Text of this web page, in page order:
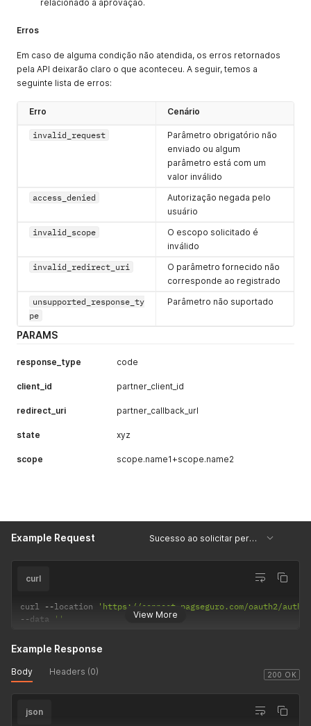
Sim
pode trocar
usado uma
tem a
10 min.
REQUEST:
Sim
RESPONSE:
necessárias
da sua
autorização,
ser usado
relacionado a aprovação.
Erros
Em caso de alguma condição não atendida, os erros retornados
pela API deixarão claro o que aconteceu. A seguir, temos a
seguinte lista de erros:
Erro Cenário
invalid_request
Parâmetro obrigatório não
enviado ou algum
parâmetro está com um
valor inválido
access_denied
Autorização negada pelo
usuário
invalid_scope
O escopo solicitado é
inválido
invalid_redirect_uri
O parâmetro fornecido não
corresponde ao registrado
unsupported_response_ty
pe
Parâmetro não suportado
PARAMS
response_type code
client_id partner_client_id
redirect_uri partner_callback_url
state xyz
scope scope.name1+scope.name2
Example Request Sucesso ao solicitar permissão para uma aplicação OAuth
View More
curl
curl --location
'https://connect.pagseguro.com/oauth2/
--data ''
200 OK
Example Response
Body Headers (0)
json